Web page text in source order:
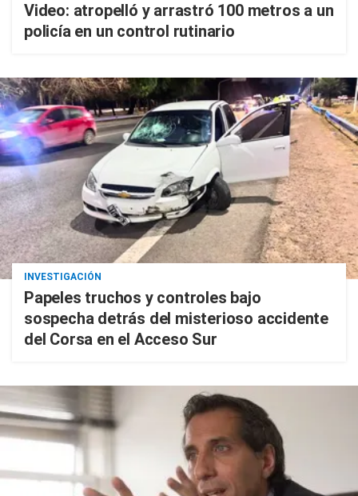
Video: atropelló y arrastró 100 metros a un
policía en un control rutinario
INVESTIGACIÓN
Papeles truchos y controles bajo
sospecha detrás del misterioso accidente
del Corsa en el Acceso Sur